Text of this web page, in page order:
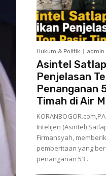
Hukum & Politik admin
Asintel
Penjelasan
Penanganan
Timah di Air
Intelijen (Asintel)
Firmansyah,
pemberitaan yang
penanganan 53...